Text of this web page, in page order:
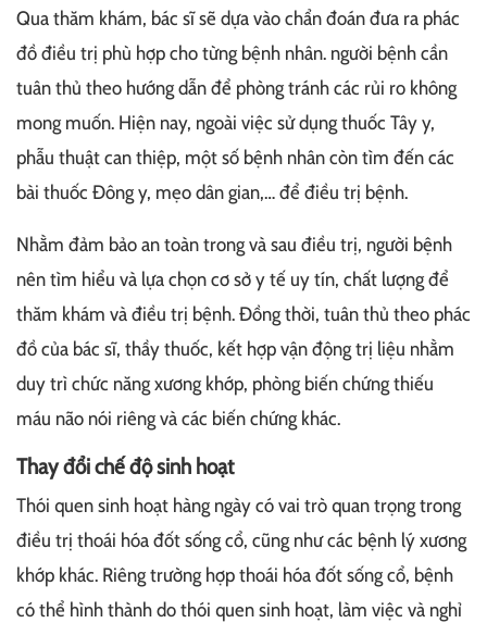
Qua thăm khám, bác sĩ sẽ dựa vào chẩn đoán đưa ra phác
đồ điều trị phù hợp cho từng bệnh nhân. người bệnh cần
tuân thủ theo hướng dẫn để phòng tránh các rủi ro không
mong muốn. Hiện nay, ngoài việc sử dụng thuốc Tây y,
phẫu thuật can thiệp, một số bệnh nhân còn tìm đến các
bài thuốc Đông y, mẹo dân gian,… để điều trị bệnh.
Nhằm đảm bảo an toàn trong và sau điều trị, người bệnh
nên tìm hiểu và lựa chọn cơ sở y tế uy tín, chất lượng để
thăm khám và điều trị bệnh. Đồng thời, tuân thủ theo phác
đồ của bác sĩ, thầy thuốc, kết hợp vận động trị liệu nhằm
duy trì chức năng xương khớp, phòng biến chứng thiếu
máu não nói riêng và các biến chứng khác.
Thay đổi chế độ sinh hoạt
Thói quen sinh hoạt hàng ngày có vai trò quan trọng trong
điều trị thoái hóa đốt sống cổ, cũng như các bệnh lý xương
khớp khác. Riêng trường hợp thoái hóa đốt sống cổ, bệnh
có thể hình thành do thói quen sinh hoạt, làm việc và nghỉ